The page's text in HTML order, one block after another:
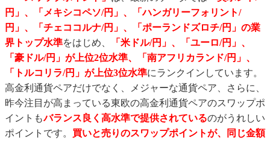
円」、「メキシコペソ/円」、「ハンガリーフォリント/
円」、「チェココルナ/円」、「ポーランドズロチ/円」の業
界トップ水準をはじめ、
「米ドル/円」、「ユーロ/円」、
「豪ドル/円」が上位2位水準、「南アフリカランド/円」、
「トルコリラ/円」 が上位3位水準にランクインしています。
高金利通貨ペアだけでなく、メジャーな通貨ペア、さらに、
昨今注目が高まっている東欧の高金利通貨ペアのスワップポ
イントもバランス良く高水準で提供されているのがうれしい
ポイントです。 買いと売りのスワップポイントが、同じ金額